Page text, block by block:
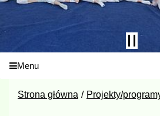
Menu
Strona główna Projekty/